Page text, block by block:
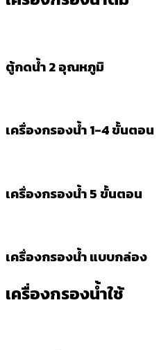
ตู้กดน้ำ 2 อุณหภูมิ
เครื่องกรองน้ำ 1-4 ขั้นตอน
เครื่องกรองน้ำ 5 ขั้นตอน
เครื่องกรองน้ำ แบบกล่อง
เครื่องกรองน้ำใช้